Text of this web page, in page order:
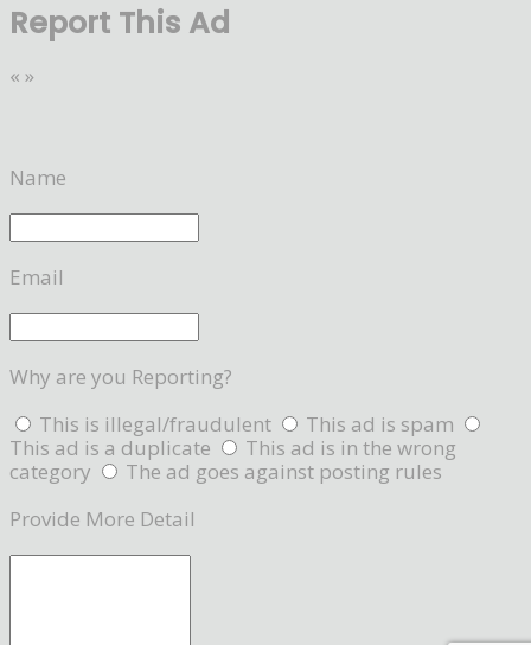
Report This Ad
« »
Name
Email
Why are you Reporting?
This is illegal/fraudulent
This ad is spam
This ad is a duplicate
This ad is in the wrong
category
The ad goes against posting rules
Provide More Detail